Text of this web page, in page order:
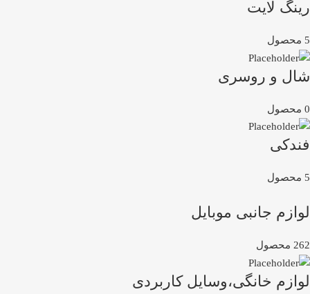
رینگ لایت
5 محصول
شال و روسری
0 محصول
فندکی
5 محصول
لوازم جانبی موبایل
262 محصول
لوازم خانگی،وسایل کاربردی